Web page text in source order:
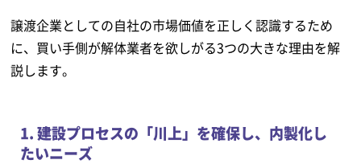
譲渡企業としての自社の市場価値を正しく認識するため
に、買い手側が解体業者を欲しがる3つの大きな理由を解
説します。
1. 建設プロセスの「川上」を確保し、内製化し
たいニーズ